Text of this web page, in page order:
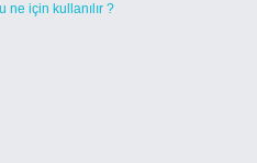
ne için kullanılır ?